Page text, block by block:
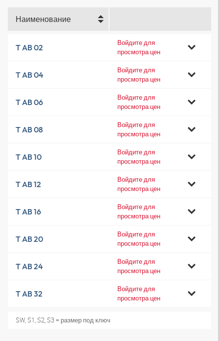
Наименование
T AB 02
Войдите для
просмотра цен
T AB 04
Войдите для
просмотра цен
T AB 06
Войдите для
просмотра цен
T AB 08
Войдите для
просмотра цен
T AB 10
Войдите для
просмотра цен
T AB 12
Войдите для
просмотра цен
T AB 16
Войдите для
просмотра цен
T AB 20
Войдите для
просмотра цен
T AB 24
Войдите для
просмотра цен
T AB 32
Войдите для
просмотра цен
SW, S1, S2, S3 = размер под ключ